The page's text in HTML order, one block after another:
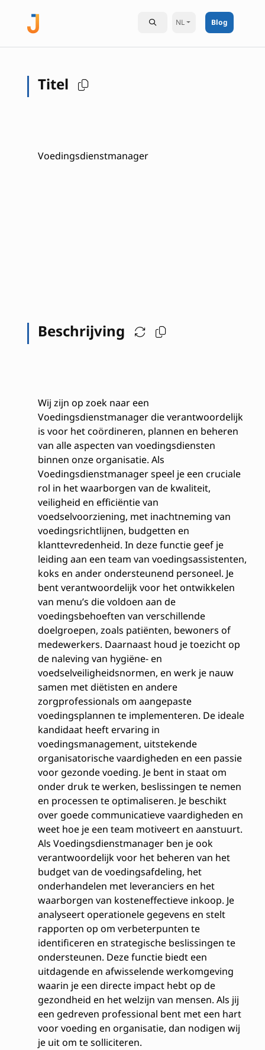
NL Blog
Titel
Voedingsdienstmanager
Beschrijving
Wij zijn op zoek naar een
Voedingsdienstmanager die verantwoordelijk
is voor het coördineren, plannen en beheren
van alle aspecten van voedingsdiensten
binnen onze organisatie. Als
Voedingsdienstmanager speel je een cruciale
rol in het waarborgen van de kwaliteit,
veiligheid en efficiëntie van
voedselvoorziening, met inachtneming van
voedingsrichtlijnen, budgetten en
klanttevredenheid. In deze functie geef je
leiding aan een team van voedingsassistenten,
koks en ander ondersteunend personeel. Je
bent verantwoordelijk voor het ontwikkelen
van menu’s die voldoen aan de
voedingsbehoeften van verschillende
doelgroepen, zoals patiënten, bewoners of
medewerkers. Daarnaast houd je toezicht op
de naleving van hygiëne- en
voedselveiligheidsnormen, en werk je nauw
samen met diëtisten en andere
zorgprofessionals om aangepaste
voedingsplannen te implementeren. De ideale
kandidaat heeft ervaring in
voedingsmanagement, uitstekende
organisatorische vaardigheden en een passie
voor gezonde voeding. Je bent in staat om
onder druk te werken, beslissingen te nemen
en processen te optimaliseren. Je beschikt
over goede communicatieve vaardigheden en
weet hoe je een team motiveert en aanstuurt.
Als Voedingsdienstmanager ben je ook
verantwoordelijk voor het beheren van het
budget van de voedingsafdeling, het
onderhandelen met leveranciers en het
waarborgen van kosteneffectieve inkoop. Je
analyseert operationele gegevens en stelt
rapporten op om verbeterpunten te
identificeren en strategische beslissingen te
ondersteunen. Deze functie biedt een
uitdagende en afwisselende werkomgeving
waarin je een directe impact hebt op de
gezondheid en het welzijn van mensen. Als jij
een gedreven professional bent met een hart
voor voeding en organisatie, dan nodigen wij
je uit om te solliciteren.